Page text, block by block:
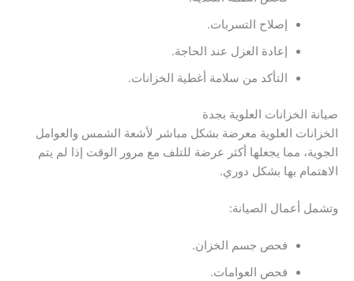
إصلاح التسربات.
إعادة العزل عند الحاجة.
التأكد من سلامة أغطية الخزانات.
صيانة الخزانات العلوية بجدة
الخزانات العلوية معرضة بشكل مباشر لأشعة الشمس والعوامل
الجوية، مما يجعلها أكثر عرضة للتلف مع مرور الوقت إذا لم يتم
الاهتمام بها بشكل دوري.
وتشمل أعمال الصيانة:
فحص جسم الخزان.
فحص العوامات.